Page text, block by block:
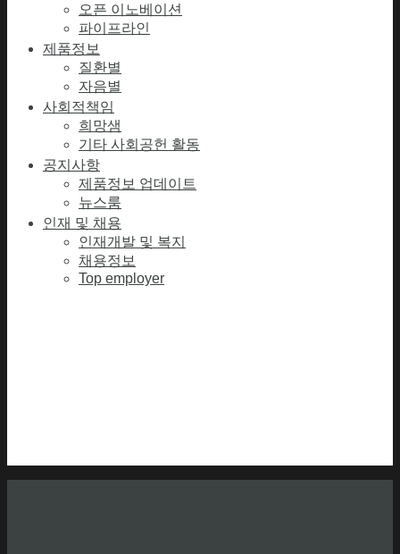
오픈 이노베이션
파이프라인
제품정보
질환별
자음별
사회적책임
희망샘
기타 사회공헌 활동
공지사항
제품정보 업데이트
뉴스룸
인재 및 채용
인재개발 및 복지
채용정보
Top employer